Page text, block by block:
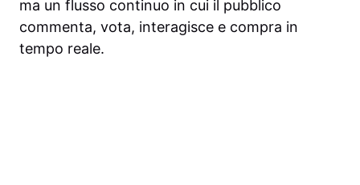
ma un flusso continuo in cui il pubblico
commenta, vota, interagisce e compra in
tempo reale.